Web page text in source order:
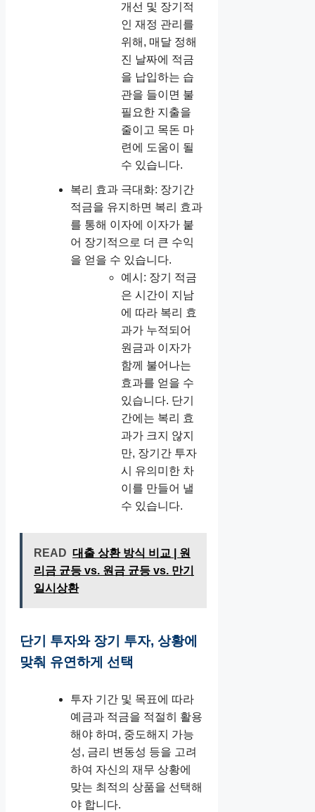
개선 및 장기적
인 재정 관리를
위해, 매달 정해
진 날짜에 적금
을 납입하는 습
관을 들이면 불
필요한 지출을
줄이고 목돈 마
련에 도움이 될
수 있습니다.
복리 효과 극대화: 장기간
적금을 유지하면 복리 효과
를 통해 이자에 이자가 붙
어 장기적으로 더 큰 수익
을 얻을 수 있습니다.
예시: 장기 적금
은 시간이 지남
에 따라 복리 효
과가 누적되어
원금과 이자가
함께 불어나는
효과를 얻을 수
있습니다. 단기
간에는 복리 효
과가 크지 않지
만, 장기간 투자
시 유의미한 차
이를 만들어 낼
수 있습니다.
READ 대출 상환 방식 비교 | 원
리금 균등 vs. 원금 균등 vs. 만기
일시상환
단기 투자와 장기 투자, 상황에
맞춰 유연하게 선택
투자 기간 및 목표에 따라
예금과 적금을 적절히 활용
해야 하며, 중도해지 가능
성, 금리 변동성 등을 고려
하여 자신의 재무 상황에
맞는 최적의 상품을 선택해
야 합니다.